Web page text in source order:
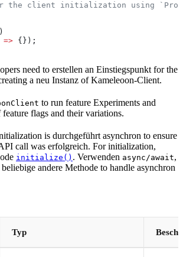
the client initialization using
=> {});
need to erstellen an Einstiegspunkt for the
a neu Instanz of Kameleoon-Client.
to run feature Experiments and
flags and their variations.
is durchgeführt asynchron to ensure
call was erfolgreich. For initialization,
initialize() . Verwenden async/await,
andere Methode to handle asynchron
Typ